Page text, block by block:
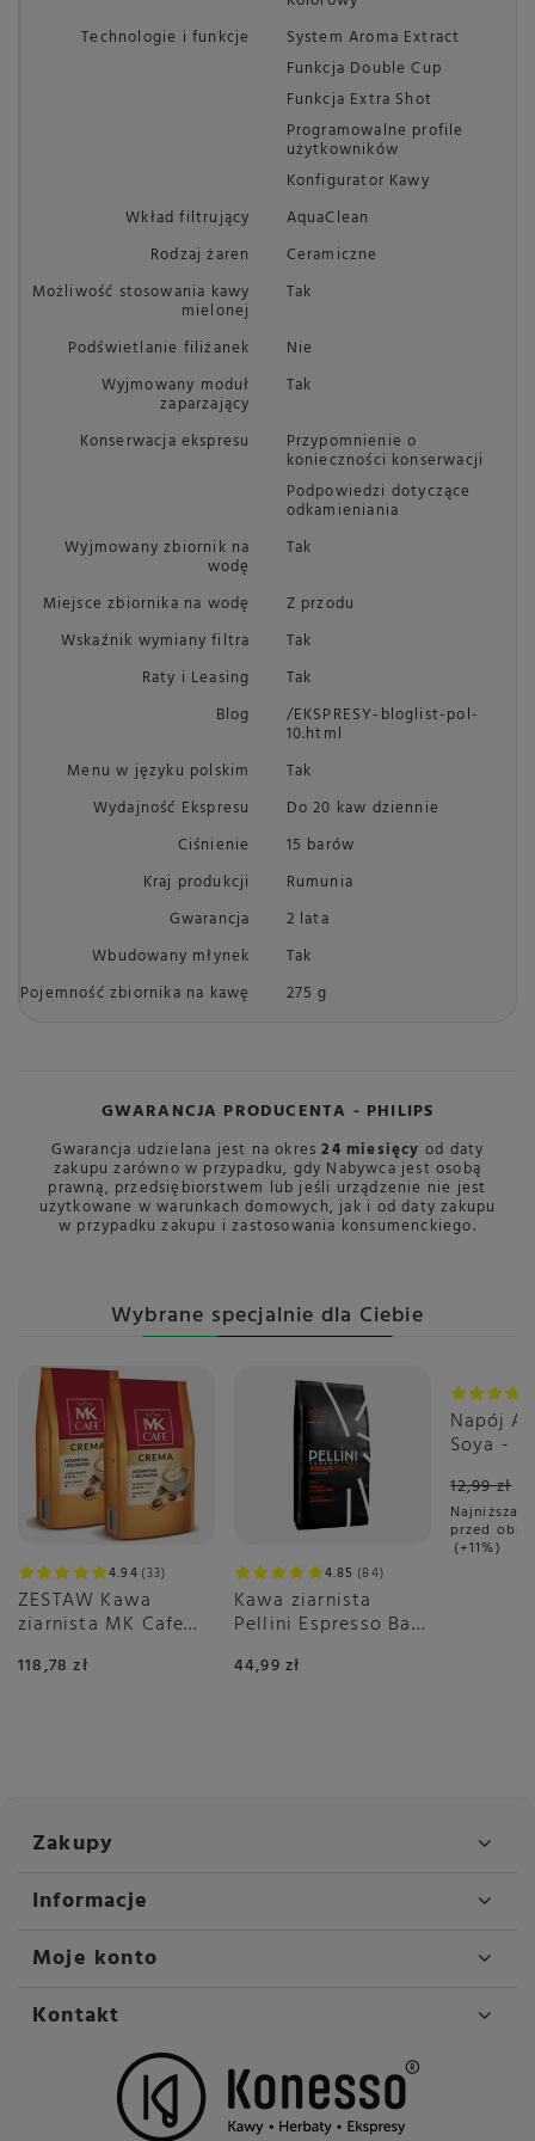
Technologie i funkcje
System Aroma Extract
Funkcja Double Cup
Funkcja Extra Shot
Programowalne profile
użytkowników
Konfigurator Kawy
Wkład filtrujący
AquaClean
Rodzaj żaren
Ceramiczne
Możliwość stosowania kawy
mielonej
Tak
Podświetlanie filiżanek
Nie
Wyjmowany moduł
zaparzający
Tak
Konserwacja ekspresu Przypomnienie o
konieczności konserwacji
Podpowiedzi dotyczące
odkamieniania
Wyjmowany zbiornik na
wodę
Tak
Miejsce zbiornika na wodę
Z przodu
Wskaźnik wymiany filtra
Tak
Raty i Leasing
Tak
Blog
/EKSPRESY-bloglist-pol-
10.html
Menu w języku polskim
Tak
Wydajność Ekspresu
Do 20 kaw dziennie
Ciśnienie
15 barów
Kraj produkcji
Rumunia
Gwarancja
2 lata
Wbudowany młynek
Tak
Pojemność zbiornika na kawę
275 g
GWARANCJA PRODUCENTA - PHILIPS
Gwarancja udzielana jest na okres24 miesięcy od daty
zakupu zarówno w przypadku, gdy Nabywca jest osobą
prawną, przedsiębiorstwem lub jeśli urządzenie nie jest
użytkowane w warunkach domowych, jak i od daty zakupu
w przypadku zakupu i zastosowania konsumenckiego.
Wybrane specjalnie dla Ciebie
4.94 33
ZESTAW Kawa
ziarnista MK Cafe
118,78 zł
4.85 84
Kawa ziarnista
Pellini Espresso Bar
44,99 zł
Okazja
Napój
Soya -
12,99 zł
Najniższa
przed
+11%
Zakupy
Informacje
Moje konto
Kontakt